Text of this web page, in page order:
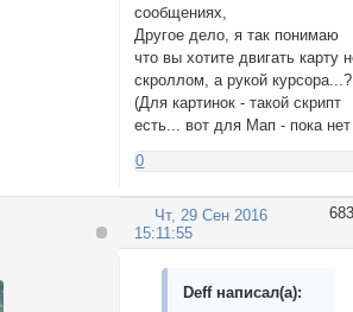
сообщениях,
Другое дело, я так понимаю
что вы хотите двигать карту
скроллом, а рукой
(Для картинок - такой скрипт
есть... вот для Мап - пока нет
0
683
Чт, 29 Сен 2016
15:11:55
Deff написал(а):